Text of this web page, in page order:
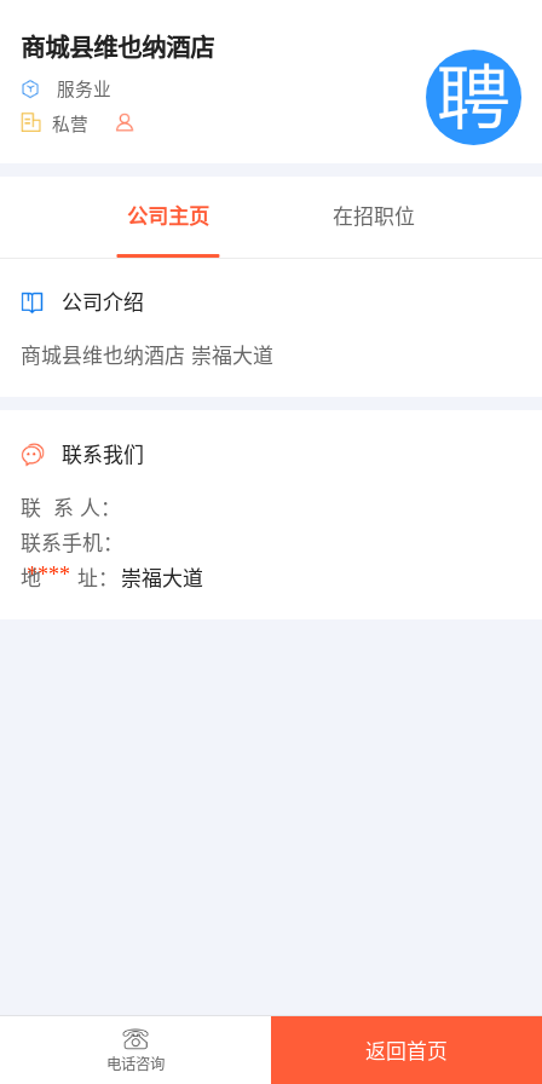
商城县维也纳酒店
服务业
私营
公司主页 在招职位
公司介绍
商城县维也纳酒店 崇福大道
联系我们
联 系 人：
联系手机：
****
地 址： 崇福大道
电话咨询
返回首页